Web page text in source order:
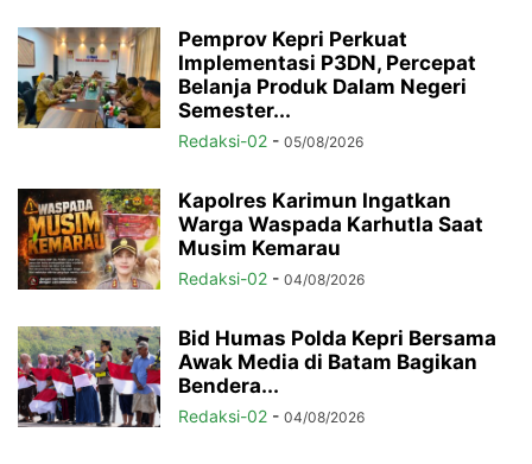
Pemprov Kepri Perkuat
Implementasi P3DN, Percepat
Belanja Produk Dalam Negeri
Semester...
Redaksi-02 - 05/08/2026
Kapolres Karimun Ingatkan
Warga Waspada Karhutla Saat
Musim Kemarau
Redaksi-02 - 04/08/2026
Bid Humas Polda Kepri Bersama
Awak Media di Batam Bagikan
Bendera...
Redaksi-02 - 04/08/2026